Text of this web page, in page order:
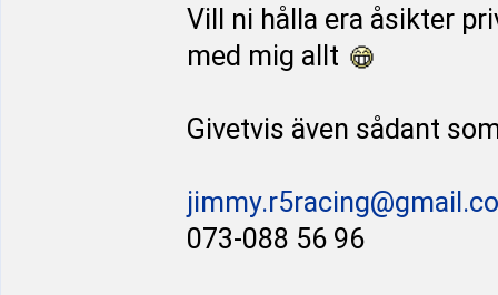
Vill ni hålla era åsikter
med mig allt
Givetvis även sådant
073-088 56 96